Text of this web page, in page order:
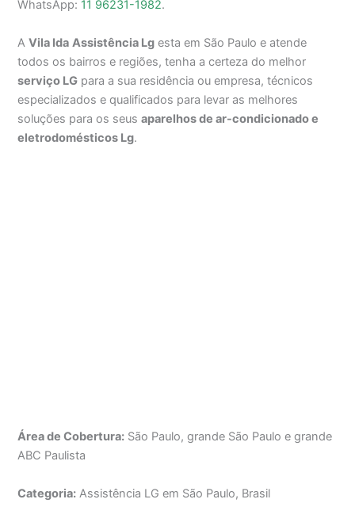
WhatsApp: 11 96231-1982.
AVila Ida Assistência Lg esta em São Paulo e atende
todos os bairros e regiões, tenha a certeza do melhor
serviço LG para a sua residência ou empresa, técnicos
especializados e qualificados para levar as melhores
soluções para os seusaparelhos de ar-condicionado e
eletrodomésticos Lg.
Área de Cobertura: São Paulo, grande São Paulo e grande
ABC Paulista
Categoria: Assistência LG em São Paulo, Brasil